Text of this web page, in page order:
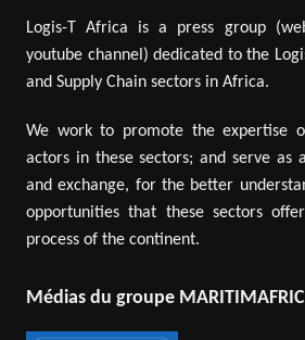
Logis-T Africa is a press group
youtube channel) dedicated to the
and Supply Chain sectors in Africa.
We work to promote the expertise
actors in these sectors; and serve as
and exchange, for the better
opportunities that these sectors
process of the continent.
Médias du groupe